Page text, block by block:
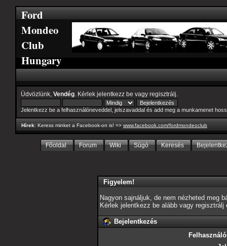
Ford
Mondeo
Club
Hungary
Üdvözlünk, Vendég . Kérlek jelentkezz be vagy regisztrálj
Jelentkezz be a felhasználóneveddel, jelszavaddal és add meg a munkamenet
Hírek: Keress minket a Facebook-on is! => www.facebook.com/fordmondeoclub
Főoldal Forum Wiki Súgó Keresés
Figyelem!
Nagyon sajnáljuk, de nem nézheted meg
Kérlek jelentkezz be alább vagy regisztrálj
Bejelentkezés